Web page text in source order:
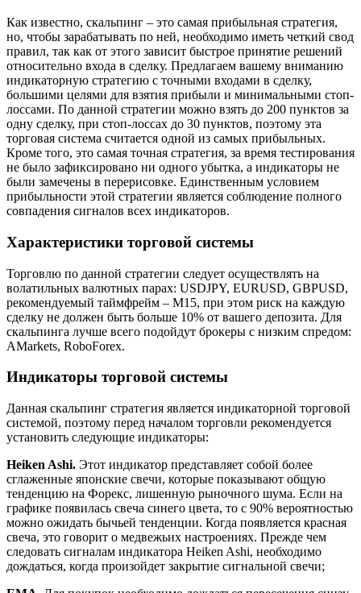
Как известно, скальпинг – это самая прибыльная стратегия,
но, чтобы зарабатывать по ней, необходимо иметь четкий свод
правил, так как от этого зависит быстрое принятие решений
относительно входа в сделку. Предлагаем вашему вниманию
индикаторную стратегию с точными входами в сделку,
большими целями для взятия прибыли и минимальными стоп-
лоссами. По данной стратегии можно взять до 200 пунктов за
одну сделку, при стоп-лоссах до 30 пунктов, поэтому эта
торговая система считается одной из самых прибыльных.
Кроме того, это самая точная стратегия, за время тестирования
не было зафиксировано ни одного убытка, а индикаторы не
были замечены в перерисовке. Единственным условием
прибыльности этой стратегии является соблюдение полного
совпадения сигналов всех индикаторов.
Характеристики торговой системы
Торговлю по данной стратегии следует осуществлять на
волатильных валютных парах: USDJPY, EURUSD, GBPUSD,
рекомендуемый таймфрейм – M15, при этом риск на каждую
сделку не должен быть больше 10% от вашего депозита. Для
скальпинга лучше всего подойдут брокеры с низким спредом:
AMarkets, RoboForex.
Индикаторы торговой системы
Данная скальпинг стратегия является индикаторной торговой
системой, поэтому перед началом торговли рекомендуется
установить следующие индикаторы:
Heiken Ashi. Этот индикатор представляет собой более
сглаженные японские свечи, которые показывают общую
тенденцию на Форекс, лишенную рыночного шума. Если на
графике появилась свеча синего цвета, то с 90% вероятностью
можно ожидать бычьей тенденции. Когда появляется красная
свеча, это говорит о медвежьих настроениях. Прежде чем
следовать сигналам индикатора Heiken Ashi, необходимо
дождаться, когда произойдет закрытие сигнальной свечи;